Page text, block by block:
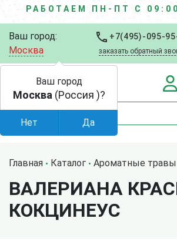
РАБОТАЕМ ПН-ПТ С
Ваш город:
Москва
+7(495)-095-
заказать обратный
Главная Каталог Ароматные травы
ВАЛЕРИАНА
КОКЦИНЕУС
Ваш город
Москва (Россия )?
Нет Да